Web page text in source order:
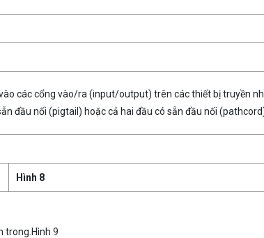
các cổng vào/ra (input/output) trên các thiết bị truyền
đầu nối (pigtail) hoặc cả hai đầu có sẵn đầu nối
Hình 8
trong.Hình 9